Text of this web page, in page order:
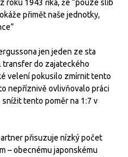
roku 1943 říká, že “pouze slib
přimět naše jednotky,
jen jeden ze sta
transfer do zajateckého
velení pokusilo zmírnit tento
nepříznivě ovlivňovalo práci
tento poměr na 1:7 v
přisuzuje nízký počet
– obecnému japonskému